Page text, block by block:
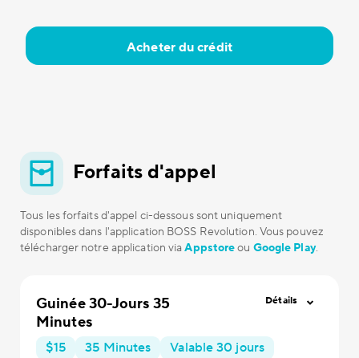
Acheter du crédit
Forfaits d'appel
Tous les forfaits d'appel ci-dessous sont uniquement
disponibles dans l'application BOSS Revolution. Vous pouvez
télécharger notre application viaAppstoreou Google Play.
Guinée 30-Jours 35
Minutes
$15 35 Minutes Valable 30 jours
Détails